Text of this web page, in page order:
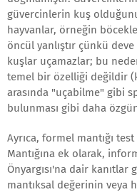
güvercinlerin kuş
hayvanlar, örneğin
öncül yanlıştır çünkü
kuşlar uçamazlar; bu
temel bir özelliği değildir
arasında "uçabilme" gibi
bulunması gibi daha
Ayrıca, formel mantığı
Mantığına ek olarak,
Önyargısı'na dair
mantıksal değerinin veya